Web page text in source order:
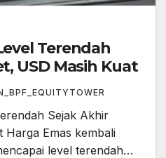
Terendah
USD Masih Kuat
Sejak Akhir
Harga Emas kembali
level terendah…